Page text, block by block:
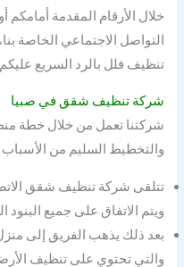
خلال الأرقام المقدمة
التواصل الاجتماعي الخاصة
تنظيف فلل بالرد السريع
شركة تنظيف شقق في صبيا
شركتنا تعمل من خلال خطة
والتخطيط السليم من الأسباب
تتلقى شركة تنظيف شقق
ويتم الاتفاق على جميع البنود
بعد ذلك يذهب الفريق إلى
والتي تحتوي على تنظيف